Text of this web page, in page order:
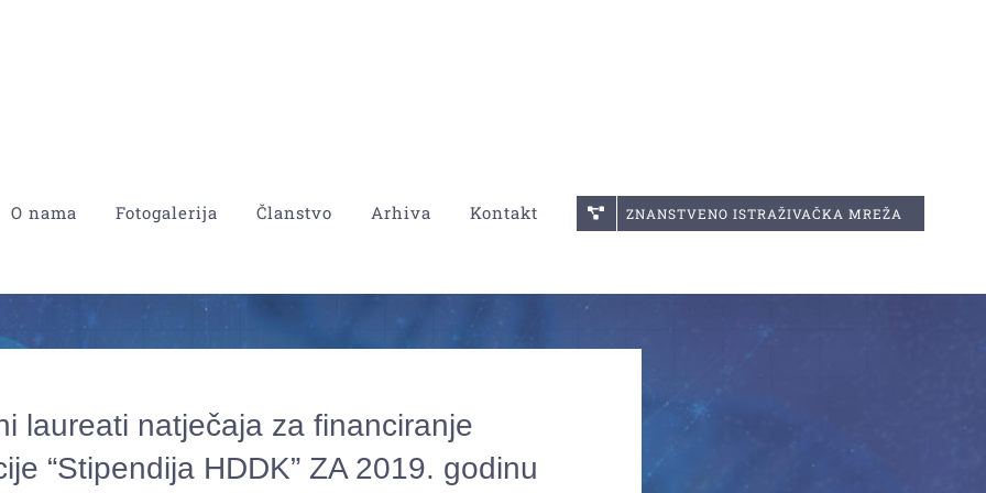
O nama Fotogalerija Članstvo Arhiva Kontakt ZNANSTVENO ISTRAŽIVAČKA MREŽA
laureati natječaja za financiranje
“Stipendija HDDK” ZA 2019. godinu